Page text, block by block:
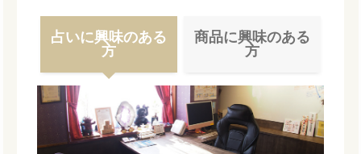
占いに興味のある
方
商品に興味のある
方